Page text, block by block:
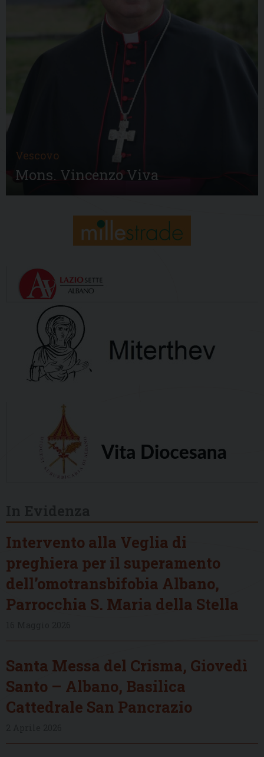
Vescovo
Mons. Vincenzo Viva
Intervento alla Veglia di
preghiera per il superamento
dell’omotransbifobia Albano,
Parrocchia S. Maria della Stella
Santa Messa del Crisma, Giovedì
Santo – Albano, Basilica
Cattedrale San Pancrazio